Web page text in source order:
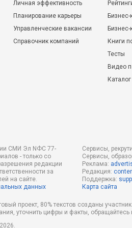
Личная эффективность
Планирование карьеры
Управленческие вакансии
Справочник компаний
Бизнес-
Книги
Тесты
Видео
СМИ Эл NФС 77-
- только со
редакции
за
на сайте.
данных
Сервисы,
Сервисы,
Реклама:
Редакция:
Поддержка:
Карта сайта
проект, 80% текстов созданы
уточнить цифры и факты,